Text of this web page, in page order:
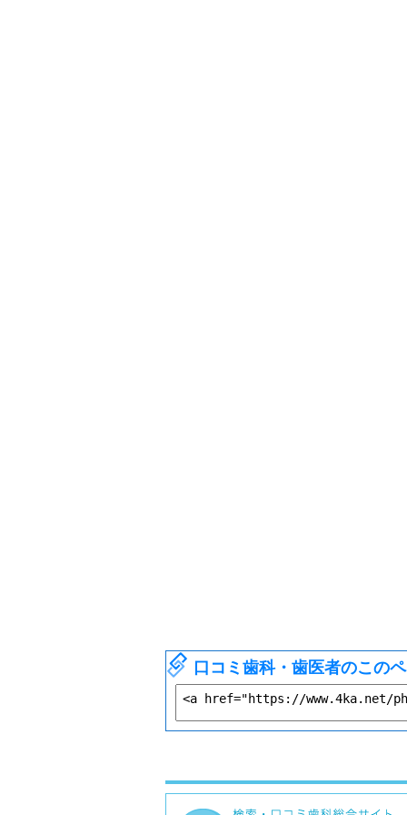
口コミ歯科・歯医者のこの